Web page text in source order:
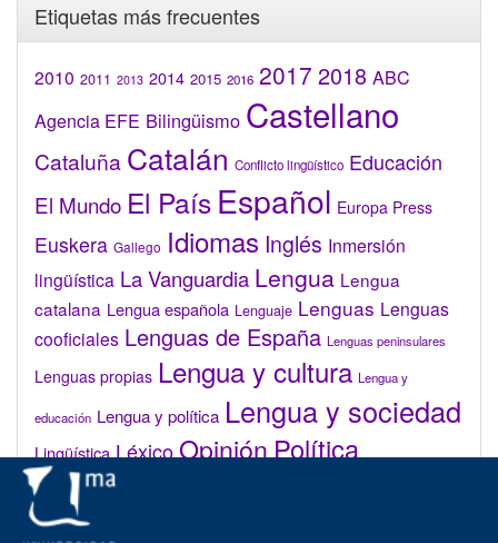
Etiquetas más frecuentes
2010 2011 2013 2014 2015 2016 2017 2018 ABC
Agencia EFE Bilingüismo Castellano
Cataluña Catalán Conflicto lingüístico Educación
El Mundo El País Español Europa Press
Euskera Gallego Idiomas Inglés Inmersión
lingüística La Vanguardia Lengua Lengua
catalana Lengua española Lenguaje Lenguas Lenguas
cooficiales Lenguas de España Lenguas peninsulares
Lenguas propias Lengua y cultura Lengua y
educación Lengua y política Lengua y sociedad
Lingüística LéxicoOpiniónPolítica
lingüística
Valenciano